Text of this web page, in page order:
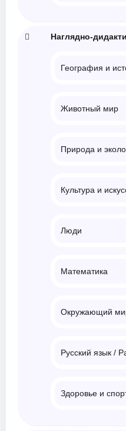
Наглядно-
География и
Животный мир
Природа и
Культура и
Люди
Математика
Окружающий
Русский язык /
Здоровье и